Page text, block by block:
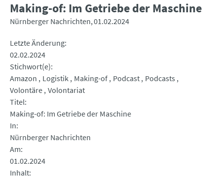
Making-of: Im Getriebe der Maschine
Nürnberger Nachrichten 01.02.2024
Letzte Änderung
02.02.2024
Stichwort(e)
Amazon
Logistik Making-of Podcast Podcasts
Volontäre Volontariat
Titel
Making-of: Im Getriebe der Maschine
In
Nürnberger Nachrichten
Am
01.02.2024
Inhalt